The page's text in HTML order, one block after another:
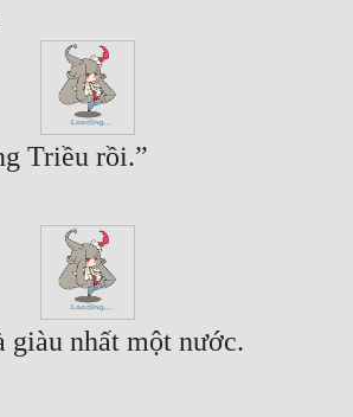
Triều rồi.”
giàu nhất một nước.